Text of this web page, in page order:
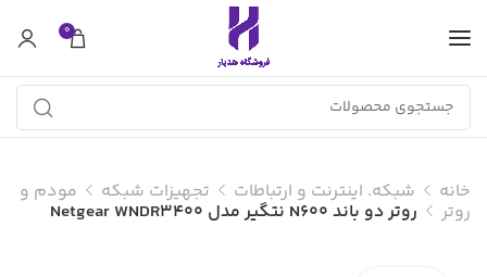
0
خانه شبکه. اینترنت و ارتباطات تجهیزات شبکه مودم و
روتر روتر دو باند N600 نتگیر مدل Netgear WNDR3400